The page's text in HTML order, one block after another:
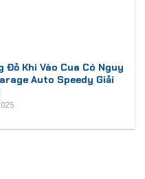
Đỏ Khi Vào Cua Có Nguy
Auto Speedy Giải